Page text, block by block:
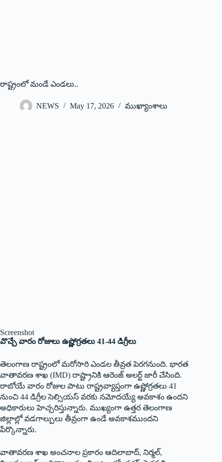
రాష్ట్రంలో మండే ఎండలు..
NEWS May 17, 2026 ముఖ్యాంశాలు
Screenshot
వొచ్చే వారం రోజులు ఉష్ణోగ్రతలు 41-44 డిగ్రీలు
తెలంగాణ రాష్ట్రంలో మరోసారి ఎండల తీవ్రత పెరగనుంది. భారత
వాతావరణ శాఖ (IMD) రాష్ట్రానికి ఆరెంజ్ అలర్ట్ జారీ చేసింది.
రాబోయే వారం రోజుల పాటు రాష్ట్రవ్యాప్తంగా ఉష్ణోగ్రతలు 41
నుంచి 44 డిగ్రీల సెల్సియస్ వరకు నమోదయ్యే అవకాశం ఉందని
అధికారులు హెచ్చరిస్తున్నారు. ముఖ్యంగా ఉత్తర తెలంగాణ
జిల్లాల్లో వడగాల్పులు తీవ్రంగా ఉండే అవకాశముందని
పేర్కొన్నారు.
వాతావరణ శాఖ అంచనాల ప్రకారం ఆదిలాబాద్‌, నిర్మల్‌,